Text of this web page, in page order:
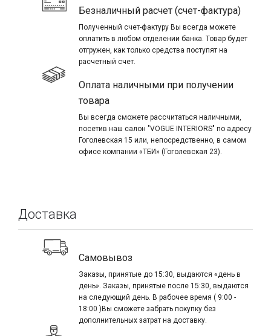
Безналичный расчет (счет-фактура)
Полученный счет-фактуру Вы всегда можете
оплатить в любом отделении банка. Товар будет
отгружен, как только средства поступят на
расчетный счет.
Оплата наличными при получении
товара
Вы всегда сможете рассчитаться наличными,
посетив наш салон "VOGUE INTERIORS" по адресу
Гоголевская 15 или, непосредственно, в самом
офисе компании «ТБИ» (Гоголевская 23).
Доставка
Самовывоз
Заказы, принятые до 15:30, выдаются «день в
день». Заказы, принятые после 15:30, выдаются
на следующий день. В рабочее время ( 9:00 -
18:00 )Вы сможете забрать покупку без
дополнительных затрат на доставку.